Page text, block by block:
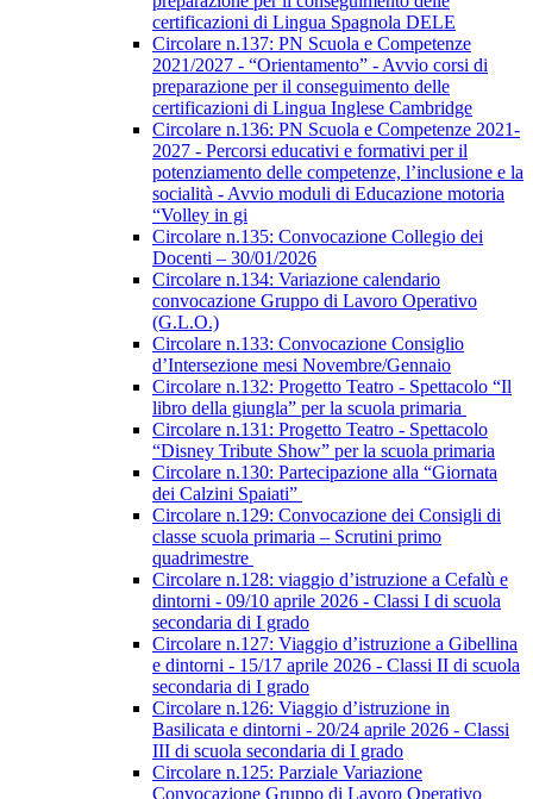
certificazioni di Lingua Spagnola DELE
Circolare n.137: PN Scuola e Competenze
2021/2027 - “Orientamento” - Avvio corsi di
preparazione per il conseguimento delle
certificazioni di Lingua Inglese Cambridge
Circolare n.136: PN Scuola e Competenze 2021-
2027 - Percorsi educativi e formativi per il
potenziamento delle competenze, l’inclusione e la
socialità - Avvio moduli di Educazione motoria
“Volley in gi
Circolare n.135: Convocazione Collegio dei
Docenti – 30/01/2026
Circolare n.134: Variazione calendario
convocazione Gruppo di Lavoro Operativo
(G.L.O.)
Circolare n.133: Convocazione Consiglio
d’Intersezione mesi Novembre/Gennaio
Circolare n.132: Progetto Teatro - Spettacolo “Il
libro della giungla” per la scuola primaria
Circolare n.131: Progetto Teatro - Spettacolo
“Disney Tribute Show” per la scuola primaria
Circolare n.130: Partecipazione alla “Giornata
dei Calzini Spaiati”
Circolare n.129: Convocazione dei Consigli di
classe scuola primaria – Scrutini primo
quadrimestre
Circolare n.128: viaggio d’istruzione a Cefalù e
dintorni - 09/10 aprile 2026 - Classi I di scuola
secondaria di I grado
Circolare n.127: Viaggio d’istruzione a Gibellina
e dintorni - 15/17 aprile 2026 - Classi II di scuola
secondaria di I grado
Circolare n.126: Viaggio d’istruzione in
Basilicata e dintorni - 20/24 aprile 2026 - Classi
III di scuola secondaria di I grado
Circolare n.125: Parziale Variazione
Convocazione Gruppo di Lavoro Operativo